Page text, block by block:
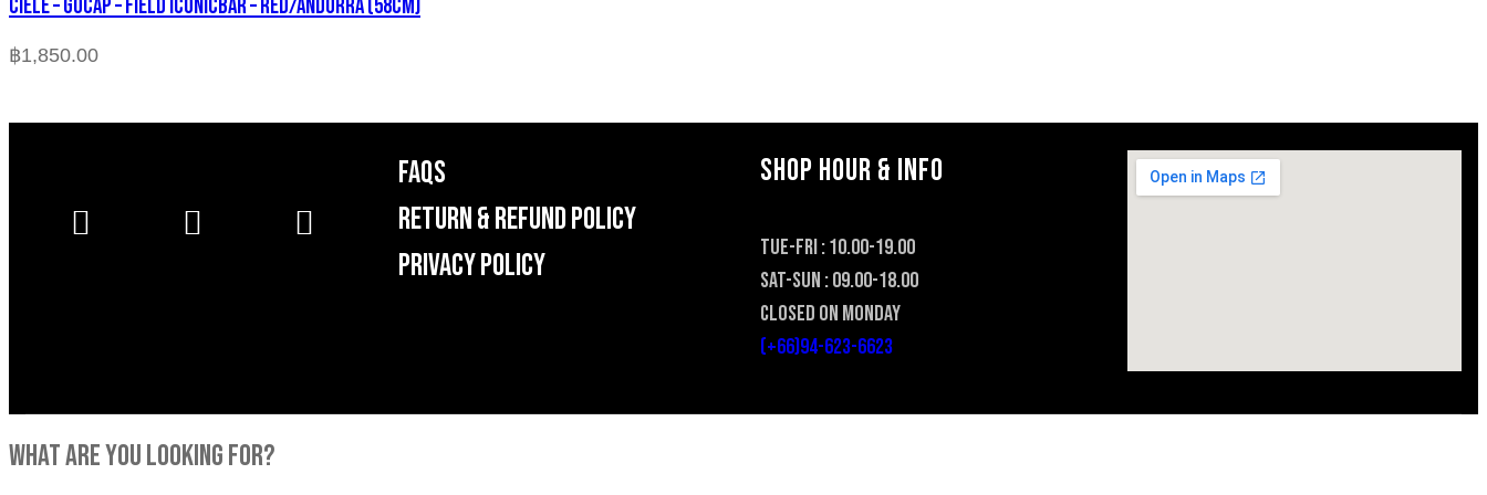
CIELE – GOCAP – FIELD ICONICBAR – RED/ANDORRA (58cm)
฿1,850.00
FAQS
RETURN & REFUND POLICY
Privacy Policy
SHOP HOUR & INFO
TUE-FRI : 10.00-19.00
SAT-SUN : 09.00-18.00
CLOSED ON MONDAY
(+66)94-623-6623
what are you looking for?